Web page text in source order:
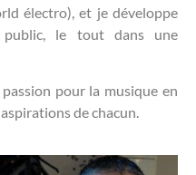
électro), et je développe
public, le tout dans une
pour la musique en
de chacun.